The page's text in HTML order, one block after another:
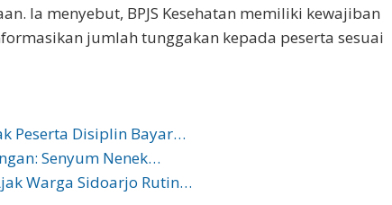
Ia menyebut, BPJS Kesehatan memiliki kewajiban
jumlah tunggakan kepada peserta sesuai
Peserta Disiplin Bayar…
Senyum Nenek…
Warga Sidoarjo Rutin…